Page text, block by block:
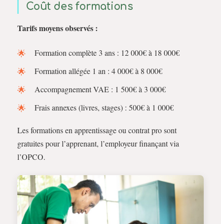
Coût des formations
Tarifs moyens observés :
Formation complète 3 ans : 12 000€ à 18 000€
Formation allégée 1 an : 4 000€ à 8 000€
Accompagnement VAE : 1 500€ à 3 000€
Frais annexes (livres, stages) : 500€ à 1 000€
Les formations en apprentissage ou contrat pro sont
gratuites pour l’apprenant, l’employeur finançant via
l’OPCO.